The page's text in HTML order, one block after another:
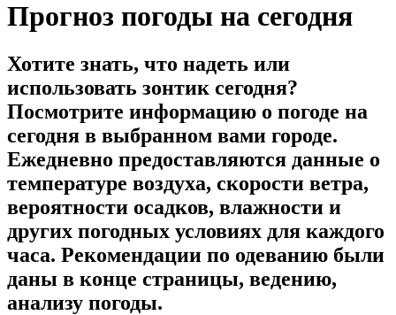
Прогноз погоды на сегодня
Хотите знать, что надеть или
использовать зонтик сегодня?
Посмотрите информацию о погоде на
сегодня в выбранном вами городе.
Ежедневно предоставляются данные о
температуре воздуха, скорости ветра,
вероятности осадков, влажности и
других погодных условиях для каждого
часа. Рекомендации по одеванию были
даны в конце страницы, ведению,
анализу погоды.